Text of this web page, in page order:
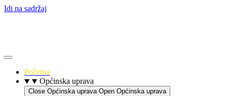
Idi na sadržaj
Početna
Općinska uprava
Close Općinska uprava Open Općinska uprava